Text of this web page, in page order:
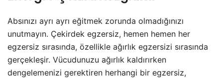
Absınızı ayrı ayrı eğitmek zorunda olmadığınızı
unutmayın. Çekirdek egzersiz, hemen hemen her
egzersiz sırasında, özellikle ağırlık egzersizi sırasında
gerçekleşir. Vücudunuzu ağırlık kaldırırken
dengelemenizi gerektiren herhangi bir egzersiz,